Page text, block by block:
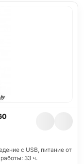
с USB, питание от
33 ч.